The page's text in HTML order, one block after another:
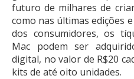
futuro de milhares de
como nas últimas edições
dos consumidores, os
Mac podem ser
digital, no valor de R$20
kits de até oito unidades.